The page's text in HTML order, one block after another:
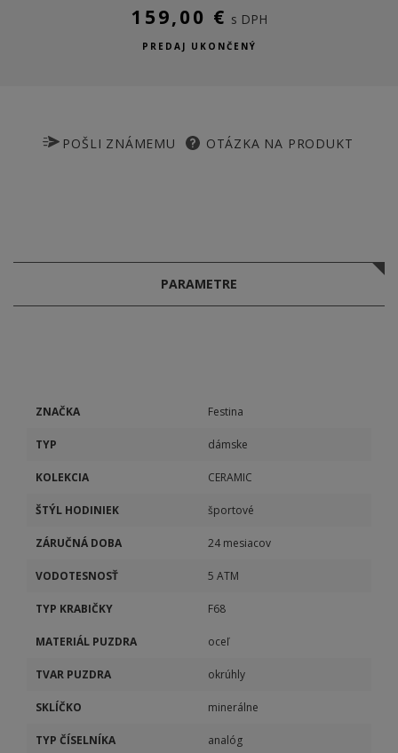
159,00 € s DPH
PREDAJ UKONČENÝ
POŠLI ZNÁMEMU OTÁZKA NA PRODUKT
PARAMETRE
ZNAČKA Festina
TYP dámske
KOLEKCIA CERAMIC
ŠTÝL HODINIEK športové
ZÁRUČNÁ DOBA 24 mesiacov
VODOTESNOSŤ 5 ATM
TYP KRABIČKY F68
MATERIÁL PUZDRA oceľ
TVAR PUZDRA okrúhly
SKLÍČKO minerálne
TYP ČÍSELNÍKA analóg